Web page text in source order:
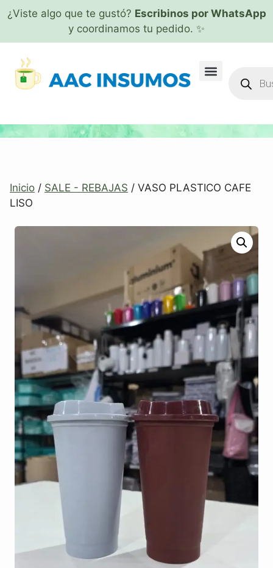
¿Viste algo que te gustó? Escribinos por WhatsApp
y coordinamos tu pedido. ✨
Inicio / SALE - REBAJAS / VASO PLASTICO CAFE
LISO